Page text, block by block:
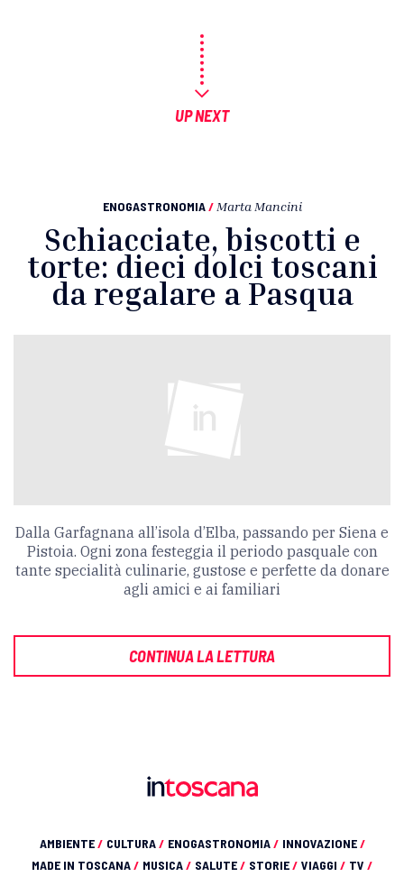
UP NEXT
ENOGASTRONOMIA / Marta Mancini
Schiacciate, biscotti e
torte: dieci dolci toscani
da regalare a Pasqua
Dalla Garfagnana all’isola d’Elba, passando per Siena e
Pistoia. Ogni zona festeggia il periodo pasquale con
tante specialità culinarie, gustose e perfette da donare
agli amici e ai familiari
CONTINUA LA LETTURA
AMBIENTE/ CULTURA/ ENOGASTRONOMIA/ INNOVAZIONE/
MADE IN TOSCANA/ MUSICA/ SALUTE/ STORIE/ VIAGGI / TV /